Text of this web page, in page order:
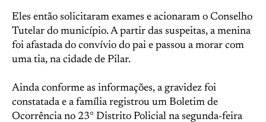
Eles então solicitaram exames e acionaram o Conselho
Tutelar do município. A partir das suspeitas, a menina
foi afastada do convívio do pai e passou a morar com
uma tia, na cidade de Pilar.
Ainda conforme as informações, a gravidez foi
constatada e a família registrou um Boletim de
Ocorrência no 23° Distrito Policial na segunda-feira